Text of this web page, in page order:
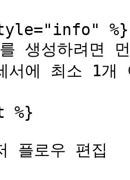
%}
생성하려면
서에 최소 1개
%}
플로우 편집